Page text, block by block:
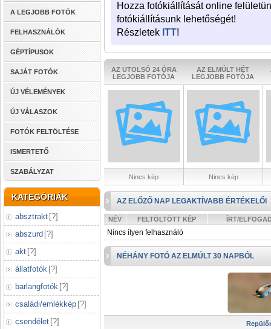
A LEGJOBB FOTÓK
FELHASZNÁLÓK
GÉPTÍPUSOK
SAJÁT FOTÓK
ÚJ VÉLEMÉNYEK
ÚJ VÁLASZOK
FOTÓK FELTÖLTÉSE
ISMERTETŐ
SZABÁLYZAT
KATEGÓRIÁK
absztrakt [?]
abszurd [?]
akt [?]
állatfotók [?]
barlangfotók [?]
családi/emlékkép [?]
csendélet [?]
Hozza fotókiállítását online
fotókiállításunk lehetőségét!
Részletek ITT!
AZ UTOLSÓ 24 ÓRA
LEGJOBB FOTÓJA
AZ ELMÚLT HÉT
LEGJOBB FOTÓJA
Nincs kép Nincs kép
AZ ELŐZŐ NAP LEGAKTÍVABB ÉRTÉKELŐI
NÉV FELTÖLTÖTT KÉP ÍRT/
Nincs ilyen felhasználó
NÉHÁNY FOTÓ AZ ELMÚLT 30 NAPBÓL